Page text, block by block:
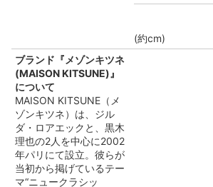
(約cm)
ブランド『メゾンキツネ
(MAISON KITSUNE)』
について
MAISON KITSUNE（メ
ゾンキツネ）は、ジル
ダ・ロアエックと、黒木
理也の2人を中心に2002
年パリにて設立。彼らが
当初から掲げているテー
マ“ニュークラシッ